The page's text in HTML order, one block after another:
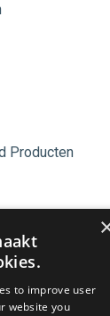
Producten
to improve user
website you